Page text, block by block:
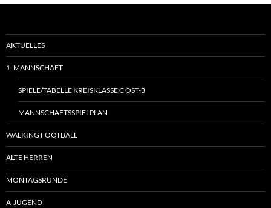
AKTUELLES
1. MANNSCHAFT
SPIELE/TABELLE KREISKLASSE C OST-3
MANNSCHAFTSSPIELPLAN
WALKING FOOTBALL
ALTE HERREN
MONTAGSRUNDE
A-JUGEND